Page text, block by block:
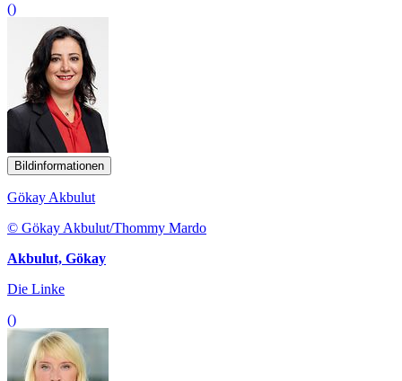
()
Bildinformationen
Gökay Akbulut
© Gökay Akbulut/Thommy Mardo
Akbulut, Gökay
Die Linke
()